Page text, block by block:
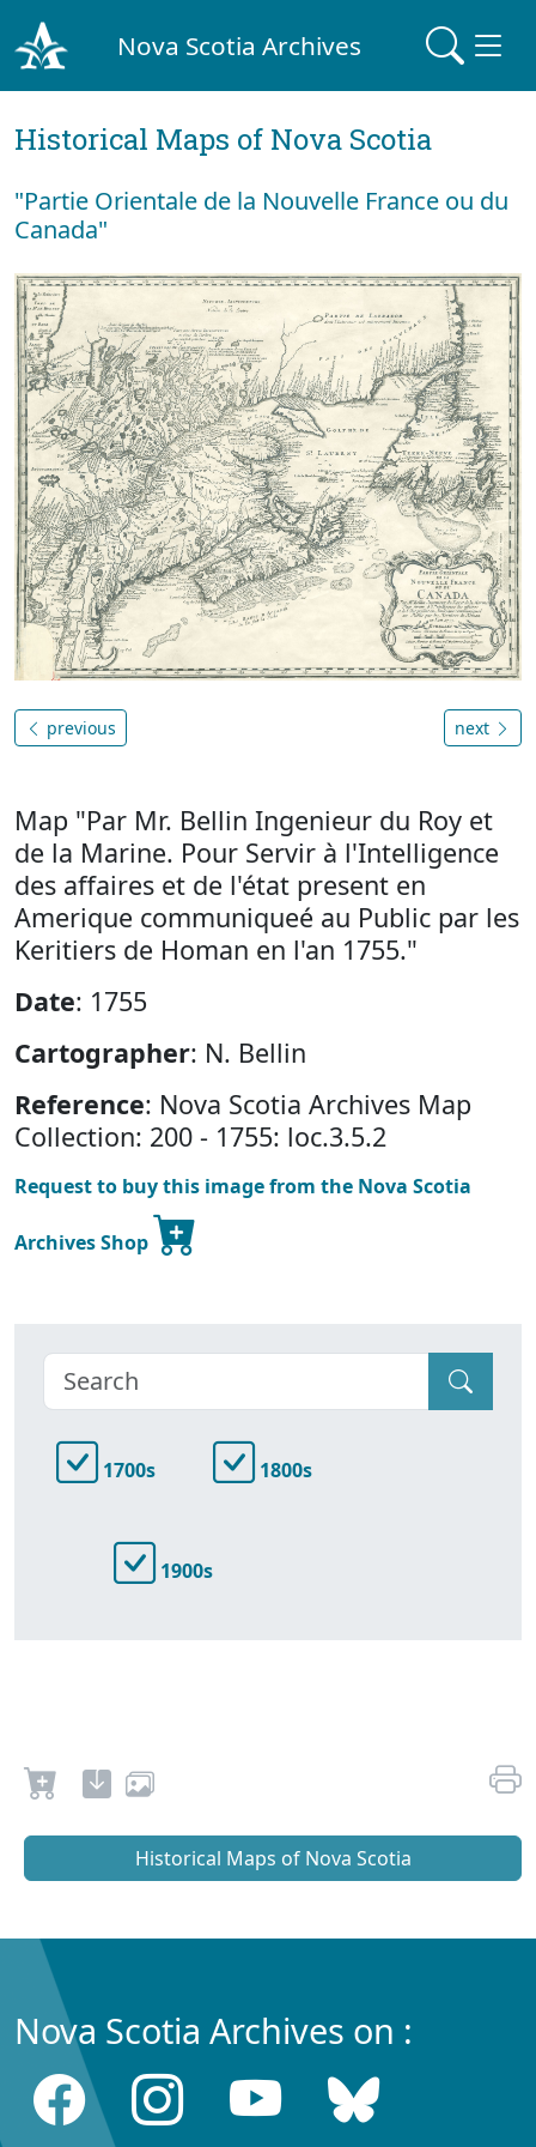
Nova Scotia Archives
Historical Maps of Nova Scotia
"Partie Orientale de la Nouvelle France ou du
Canada"
previous next
Map "Par Mr. Bellin Ingenieur du Roy et
de la Marine. Pour Servir à l'Intelligence
des affaires et de l'état present en
Amerique communiqueé au Public par les
Keritiers de Homan en l'an 1755."
Date: 1755
Cartographer: N. Bellin
Reference: Nova Scotia Archives Map
Collection: 200 - 1755: loc.3.5.2
Request to buy this image from the Nova Scotia
Archives Shop
1700s 1800s
1900s
Historical Maps of Nova Scotia
Nova Scotia Archives on :